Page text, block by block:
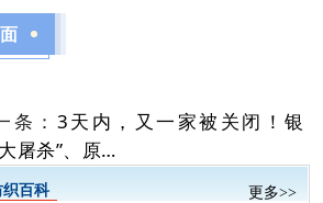
条： 3天内，又一家被关闭！银
屠杀”、原…
织百科
更多>>